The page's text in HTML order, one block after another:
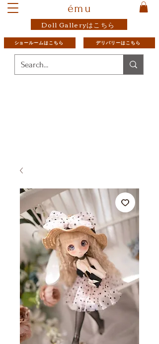
ému
Doll Galleryはこちら
ショールームはこちら デリバリーはこちら